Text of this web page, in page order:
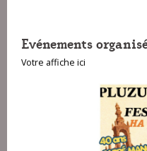
Evénements
Votre affiche ici